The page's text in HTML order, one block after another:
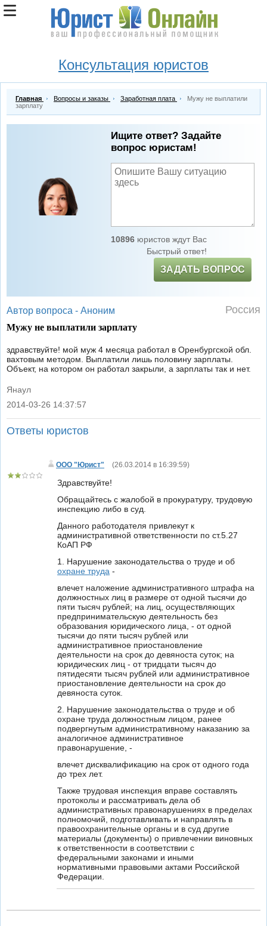
Консультация юристов
Главная Вопросы и заказы Заработная плата
Мужу не выплатили
зарплату
Ищите ответ? Задайте
вопрос юристам!
10896юристов ждут Вас
Быстрый ответ!
ЗАДАТЬ ВОПРОС
Автор вопроса - Аноним Россия
Мужу не выплатили зарплату
здравствуйте! мой муж 4 месяца работал в Оренбургской обл.
вахтовым методом. Выплатили лишь половину зарплаты.
Объект, на котором он работал закрыли, а зарплаты так и нет.
Янаул
|
2014-03-26 14:37:57
Ответы юристов
ООО "Юрист" (26.03.2014 в 16:39:59)
Здравствуйте!
Обращайтесь с жалобой в прокуратуру, трудовую
инспекцию либо в суд.
Данного работодателя привлекут к
административной ответственности по ст.5.27
КоАП РФ
1. Нарушение законодательства о труде и об
охране труда -
влечет наложение административного штрафа на
должностных лиц в размере от одной тысячи до
пяти тысяч рублей; на лиц, осуществляющих
предпринимательскую деятельность без
образования юридического лица, - от одной
тысячи до пяти тысяч рублей или
административное приостановление
деятельности на срок до девяноста суток; на
юридических лиц - от тридцати тысяч до
пятидесяти тысяч рублей или административное
приостановление деятельности на срок до
девяноста суток.
2. Нарушение законодательства о труде и об
охране труда должностным лицом, ранее
подвергнутым административному наказанию за
аналогичное административное
правонарушение, -
влечет дисквалификацию на срок от одного года
до трех лет.
Также трудовая инспекция вправе составлять
протоколы и рассматривать дела об
административных правонарушениях в пределах
полномочий, подготавливать и направлять в
правоохранительные органы и в суд другие
материалы (документы) о привлечении виновных
к ответственности в соответствии с
федеральными законами и иными
нормативными правовыми актами Российской
Федерации.